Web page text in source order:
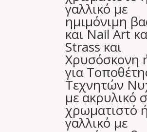
γαλλικό με
ημιμόνιμη
και Nail Art
Strass και
Χρυσόσκονη
για
Τεχνητών
με ακρυλικό
χρωματιστό ή
γαλλικό με